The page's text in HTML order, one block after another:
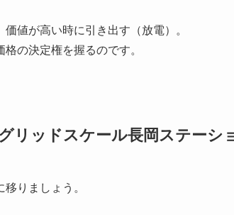
値が高い時に引き出す（放電）。
の決定権を握るのです。
リッドスケール長岡ステーシ
りましょう。